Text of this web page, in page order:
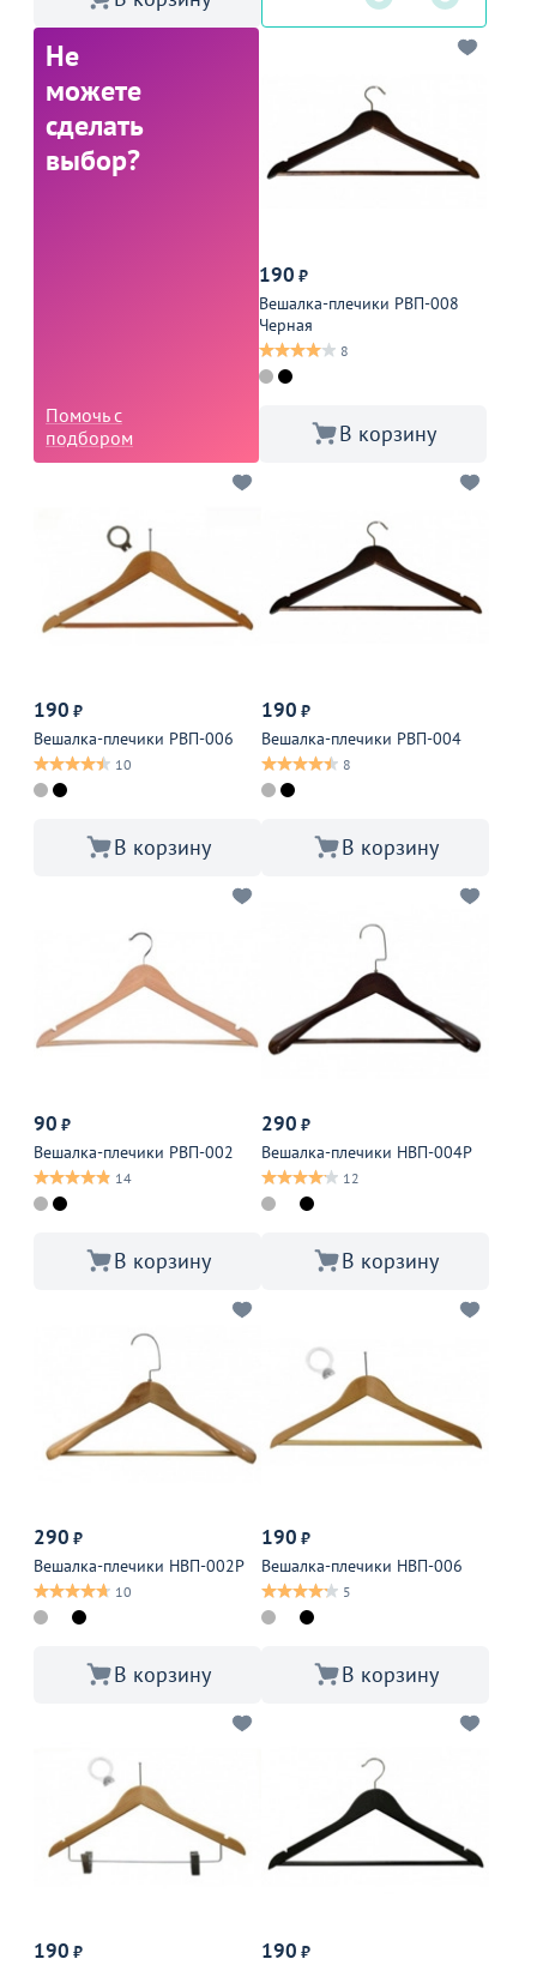
Не
можете
сделать
выбор?
Помочь с
подбором
190 ₽
Вешалка-плечики РВП-008
Черная
8
В корзину
190 ₽
Вешалка-плечики РВП-006
10
В корзину
190 ₽
Вешалка-плечики РВП-004
8
В корзину
90 ₽
Вешалка-плечики РВП-002
14
В корзину
290 ₽
Вешалка-плечики НВП-004Р
12
В корзину
290 ₽
Вешалка-плечики НВП-002Р
10
В корзину
190 ₽
Вешалка-плечики НВП-006
5
В корзину
190 ₽
190 ₽